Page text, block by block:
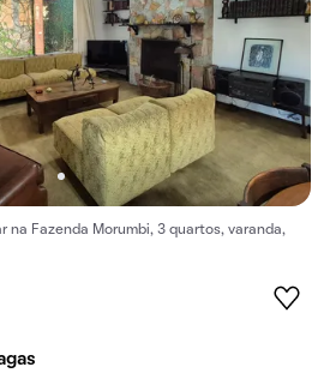
na Fazenda Morumbi, 3 quartos, varanda,